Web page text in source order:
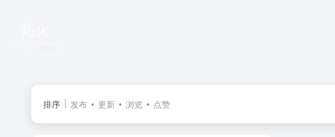
排序 发布 更新 浏览 点赞